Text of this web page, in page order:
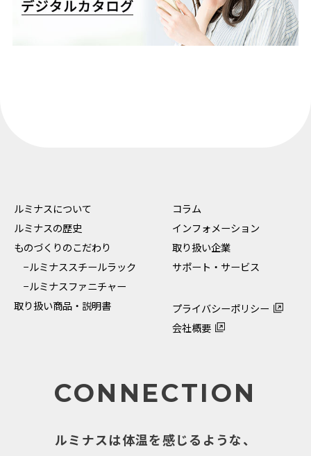
ルミナスについて
ルミナスの歴史
ものづくりのこだわり
−ルミナススチールラック
−ルミナスファニチャー
取り扱い商品・説明書
コラム
インフォメーション
取り扱い企業
サポート・サービス
プライバシーポリシー
会社概要
CONNECTION
ルミナスは体温を感じるような、